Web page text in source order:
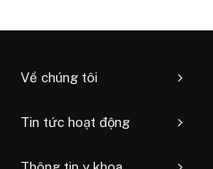
Về chúng tôi
Tin tức hoạt động